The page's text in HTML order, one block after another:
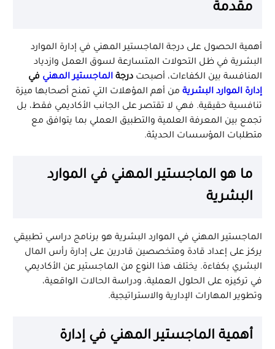
مقدمة
أهمية الحصول على درجة الماجستير المهني في إدارة الموارد
البشرية في ظل التحولات المتسارعة لسوق العمل وازدياد
المنافسة بين الكفاءات، أصبحت درجة الماجستير المهني في
إدارة الموارد البشرية من أهم المؤهلات التي تمنح أصحابها ميزة
تنافسية حقيقية. فهي لا تقتصر على الجانب الأكاديمي فقط، بل
تجمع بين المعرفة العلمية والتطبيق العملي بما يتوافق مع
متطلبات المؤسسات الحديثة.
ما هو الماجستير المهني في الموارد
البشرية
الماجستير المهني في الموارد البشرية هو برنامج دراسي تطبيقي
يركز على إعداد قادة ومتخصصين قادرين على إدارة رأس المال
البشري بكفاءة. يختلف هذا النوع من الماجستير عن الأكاديمي
في تركيزه على الحلول العملية، ودراسة الحالات الواقعية،
وتطوير المهارات الإدارية والاستراتيجية.
أهمية الماجستير المهني في إدارة